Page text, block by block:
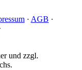
· AGB ·
und zzgl.